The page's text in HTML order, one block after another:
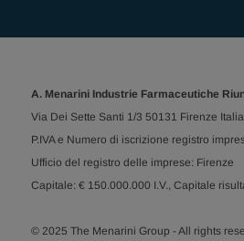
A. Menarini Industrie Farmaceutiche
Via Dei Sette Santi 1/3 50131 Firenze
P.IVA e Numero di iscrizione registro
Ufficio del registro delle imprese: Firenze
Capitale: € 150.000.000 I.V., Capitale
© 2025 The Menarini Group - All rights